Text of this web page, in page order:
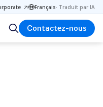
Français· Traduit par IA
Contactez-nous